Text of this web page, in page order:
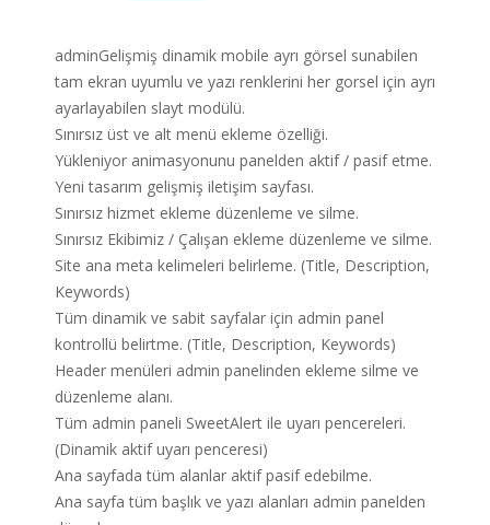
adminGelişmiş dinamik mobile ayrı görsel sunabilen
tam ekran uyumlu ve yazı renklerini her gorsel için ayrı
ayarlayabilen slayt modülü.
Sınırsız üst ve alt menü ekleme özelliği.
Yükleniyor animasyonunu panelden aktif / pasif etme.
Yeni tasarım gelişmiş iletişim sayfası.
Sınırsız hizmet ekleme düzenleme ve silme.
Sınırsız Ekibimiz / Çalışan ekleme düzenleme ve silme.
Site ana meta kelimeleri belirleme. (Title, Description,
Keywords)
Tüm dinamik ve sabit sayfalar için admin panel
kontrollü belirtme. (Title, Description, Keywords)
Header menüleri admin panelinden ekleme silme ve
düzenleme alanı.
Tüm admin paneli SweetAlert ile uyarı pencereleri.
(Dinamik aktif uyarı penceresi)
Ana sayfada tüm alanlar aktif pasif edebilme.
Ana sayfa tüm başlık ve yazı alanları admin panelden